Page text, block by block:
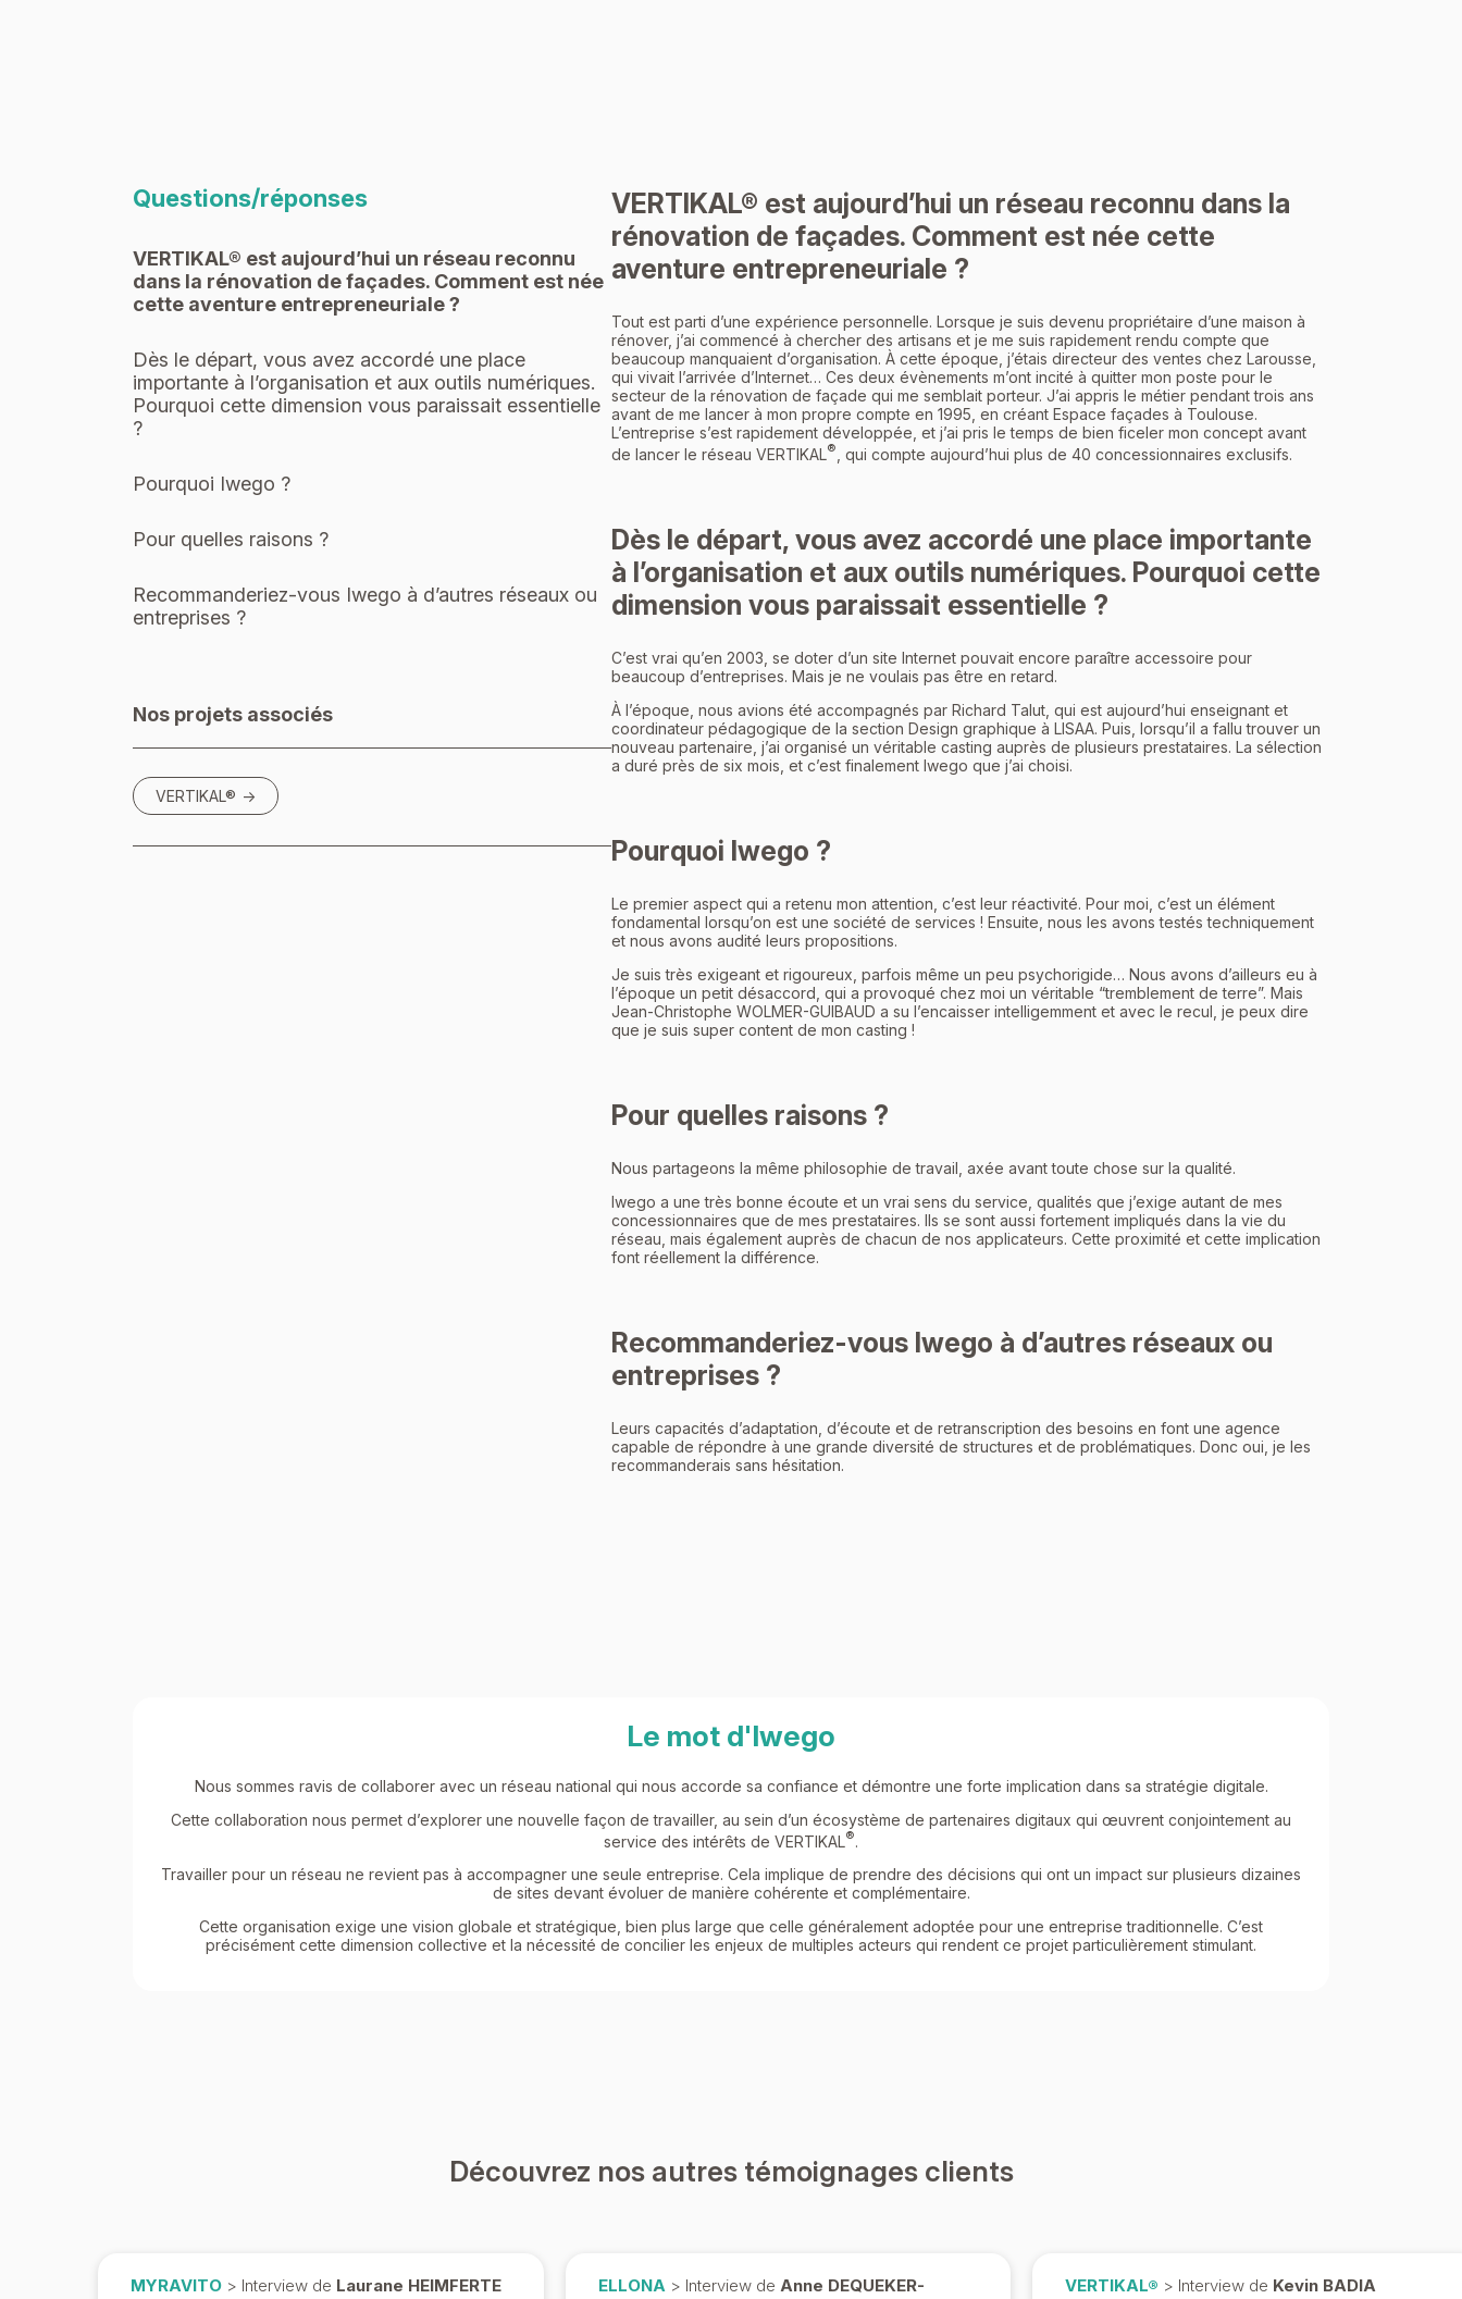
Questions/réponses
VERTIKAL® est aujourd’hui un réseau reconnu
dans la rénovation de façades. Comment est née
cette aventure entrepreneuriale ?
Dès le départ, vous avez accordé une place
importante à l’organisation et aux outils numériques.
Pourquoi cette dimension vous paraissait essentielle
?
Pourquoi Iwego ?
Pour quelles raisons ?
Recommanderiez-vous Iwego à d’autres réseaux ou
entreprises ?
Nos projets associés
VERTIKAL®
VERTIKAL® est aujourd’hui un réseau reconnu dans la
rénovation de façades. Comment est née cette
aventure entrepreneuriale ?
Tout est parti d’une expérience personnelle. Lorsque je suis devenu propriétaire d’une maison à
rénover, j’ai commencé à chercher des artisans et je me suis rapidement rendu compte que
beaucoup manquaient d’organisation. À cette époque, j’étais directeur des ventes chez Larousse,
qui vivait l’arrivée d’Internet… Ces deux évènements m’ont incité à quitter mon poste pour le
secteur de la rénovation de façade qui me semblait porteur. J’ai appris le métier pendant trois ans
avant de me lancer à mon propre compte en 1995, en créant Espace façades à Toulouse.
L’entreprise s’est rapidement développée, et j’ai pris le temps de bien ficeler mon concept avant
de lancer le réseau VERTIKAL® , qui compte aujourd’hui plus de 40 concessionnaires exclusifs.
Dès le départ, vous avez accordé une place importante
à l’organisation et aux outils numériques. Pourquoi cette
dimension vous paraissait essentielle ?
C’est vrai qu’en 2003, se doter d’un site Internet pouvait encore paraître accessoire pour
beaucoup d’entreprises. Mais je ne voulais pas être en retard.
À l’époque, nous avions été accompagnés par Richard Talut, qui est aujourd’hui enseignant et
coordinateur pédagogique de la section Design graphique à LISAA. Puis, lorsqu’il a fallu trouver un
nouveau partenaire, j’ai organisé un véritable casting auprès de plusieurs prestataires. La sélection
a duré près de six mois, et c’est finalement Iwego que j’ai choisi.
Pourquoi Iwego ?
Le premier aspect qui a retenu mon attention, c’est leur réactivité. Pour moi, c’est un élément
fondamental lorsqu’on est une société de services ! Ensuite, nous les avons testés techniquement
et nous avons audité leurs propositions.
Je suis très exigeant et rigoureux, parfois même un peu psychorigide… Nous avons d’ailleurs eu à
l’époque un petit désaccord, qui a provoqué chez moi un véritable “tremblement de terre”. Mais
Jean-Christophe WOLMER-GUIBAUD a su l’encaisser intelligemment et avec le recul, je peux dire
que je suis super content de mon casting !
Pour quelles raisons ?
Nous partageons la même philosophie de travail, axée avant toute chose sur la qualité.
Iwego a une très bonne écoute et un vrai sens du service, qualités que j’exige autant de mes
concessionnaires que de mes prestataires. Ils se sont aussi fortement impliqués dans la vie du
réseau, mais également auprès de chacun de nos applicateurs. Cette proximité et cette implication
font réellement la différence.
Recommanderiez-vous Iwego à d’autres réseaux ou
entreprises ?
Leurs capacités d’adaptation, d’écoute et de retranscription des besoins en font une agence
capable de répondre à une grande diversité de structures et de problématiques. Donc oui, je les
recommanderais sans hésitation.
Le mot d'Iwego
Nous sommes ravis de collaborer avec un réseau national qui nous accorde sa confiance et démontre une forte implication dans sa stratégie digitale.
Cette collaboration nous permet d’explorer une nouvelle façon de travailler, au sein d’un écosystème de partenaires digitaux qui œuvrent conjointement au
service des intérêts de VERTIKAL ®
Travailler pour un réseau ne revient pas à accompagner une seule entreprise. Cela implique de prendre des décisions qui ont un impact sur plusieurs dizaines
de sites devant évoluer de manière cohérente et complémentaire.
Cette organisation exige une vision globale et stratégique, bien plus large que celle généralement adoptée pour une entreprise traditionnelle. C’est
précisément cette dimension collective et la nécessité de concilier les enjeux de multiples acteurs qui rendent ce projet particulièrement stimulant.
Découvrez nos autres témoignages clients
MYRAVITO > Interview de Laurane HEIMFERTE ELLONA > Interview de Anne DEQUEKER-
VERTIKAL® > Interview de Kevin BADIA